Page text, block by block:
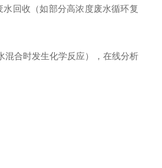
回收（如部分高浓度废水循环复
混合时发生化学反应），在线分析